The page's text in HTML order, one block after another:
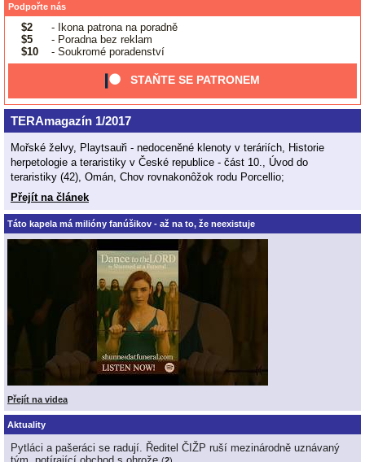
Podpořte nás
$2
- Ikona patrona na poradně
$5
- Poradna bez reklam
$10
- Soukromé poradenství
STAŇTE SE PATRONEM
TERAmagazín 1/2017
Mořské želvy, Playtsauři - nedoceněné klenoty v teráriích, Historie
herpetologie a teraristiky v České republice - část 10., Úvod do
teraristiky (42), Omán, Chov rovnakonôžok rodu Porcellio;
Přejít na článek
Táto kapela má milióny fanúšikov - až na to, že neexistuje
Přejít na videa
Aktuality
Pytláci a pašeráci se radují. Ředitel ČIŽP ruší mezinárodně uznávaný